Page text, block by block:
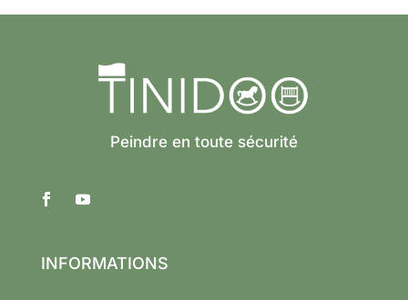
Peindre en toute sécurité
INFORMATIONS